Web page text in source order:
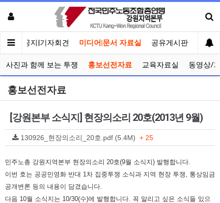
인 공지|기자회견 미디어|문서 자료실 공유게시판 선거
사진과 함께 보는 투쟁 홍보선전자료 교육자료실 동영상/
홍보선전자료
[강원본부 소식지] 현장의소리 20호(2013년 9월)
130926_현장의소리_20호.pdf (5.4M) + 25
민주노총 강원지역본부 현장의소리 20호(9월 소식지) 발행합니다.
이번 호는 공공민영화 반대 1차 집중투쟁 소식과 지역 현장 투쟁, 통상임금
공개변론 등의 내용이 담겼습니다.
다음 10월 소식지는 10/30(수)에 발행합니다. 꼭 알리고 싶은 소식들 있으